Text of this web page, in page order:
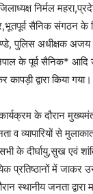
निर्मल
सैनिक संगठन के
पुलिस अधीक्षक
के पूर्व सैनिक* आदि
द्वारा किया गया।
के दौरान
व व्यापारियों से
के दीर्घायु,सुख एवं
प्रतिष्ठानों में जाकर
स्थानीय जनता द्वारा